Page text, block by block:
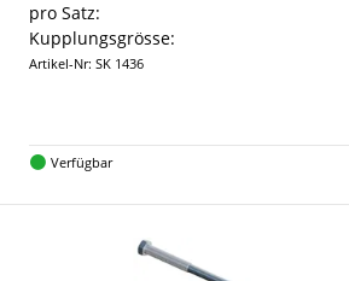
pro Satz:
Kupplungsgrösse:
Artikel-Nr: SK 1436
Verfügbar